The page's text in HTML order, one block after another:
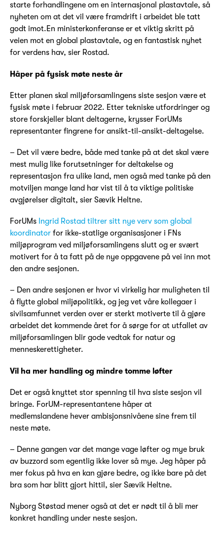
starte forhandlingene om en internasjonal plastavtale, så
nyheten om at det vil være framdrift i arbeidet ble tatt
godt imot.En ministerkonferanse er et viktig skritt på
veien mot en global plastavtale, og en fantastisk nyhet
for verdens hav, sier Rostad.
Håper på fysisk møte neste år
Etter planen skal miljøforsamlingens siste sesjon være et
fysisk møte i februar 2022. Etter tekniske utfordringer og
store forskjeller blant deltagerne, krysser ForUMs
representanter fingrene for ansikt-til-ansikt-deltagelse.
– Det vil være bedre, både med tanke på at det skal være
mest mulig like forutsetninger for deltakelse og
representasjon fra ulike land, men også med tanke på den
motviljen mange land har vist til å ta viktige politiske
avgjørelser digitalt, sier Sævik Heltne.
ForUMs Ingrid Rostad tiltrer sitt nye verv som global
koordinator for ikke-statlige organisasjoner i FNs
miljøprogram ved miljøforsamlingens slutt og er svært
motivert for å ta fatt på de nye oppgavene på vei inn mot
den andre sesjonen.
– Den andre sesjonen er hvor vi virkelig har muligheten til
å flytte global miljøpolitikk, og jeg vet våre kollegaer i
sivilsamfunnet verden over er sterkt motiverte til å gjøre
arbeidet det kommende året for å sørge for at utfallet av
miljøforsamlingen blir gode vedtak for natur og
menneskerettigheter.
Vil ha mer handling og mindre tomme løfter
Det er også knyttet stor spenning til hva siste sesjon vil
bringe. ForUM-representantene håper at
medlemslandene hever ambisjonsnivåene sine frem til
neste møte.
– Denne gangen var det mange vage løfter og mye bruk
av buzzord som egentlig ikke lover så mye. Jeg håper på
mer fokus på hva en kan gjøre bedre, og ikke bare på det
bra som har blitt gjort hittil, sier Sævik Heltne.
Nyborg Støstad mener også at det er nødt til å bli mer
konkret handling under neste sesjon.